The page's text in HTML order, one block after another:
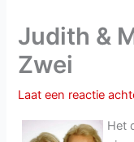
Judith &
Zwei
Laat een reactie
Het